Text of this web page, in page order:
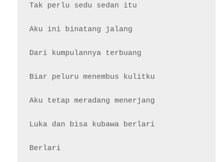
Tak perlu sedu sedan itu
Aku ini binatang jalang
Dari kumpulannya terbuang
Biar peluru menembus kulitku
Aku tetap meradang menerjang
Luka dan bisa kubawa berlari
Berlari